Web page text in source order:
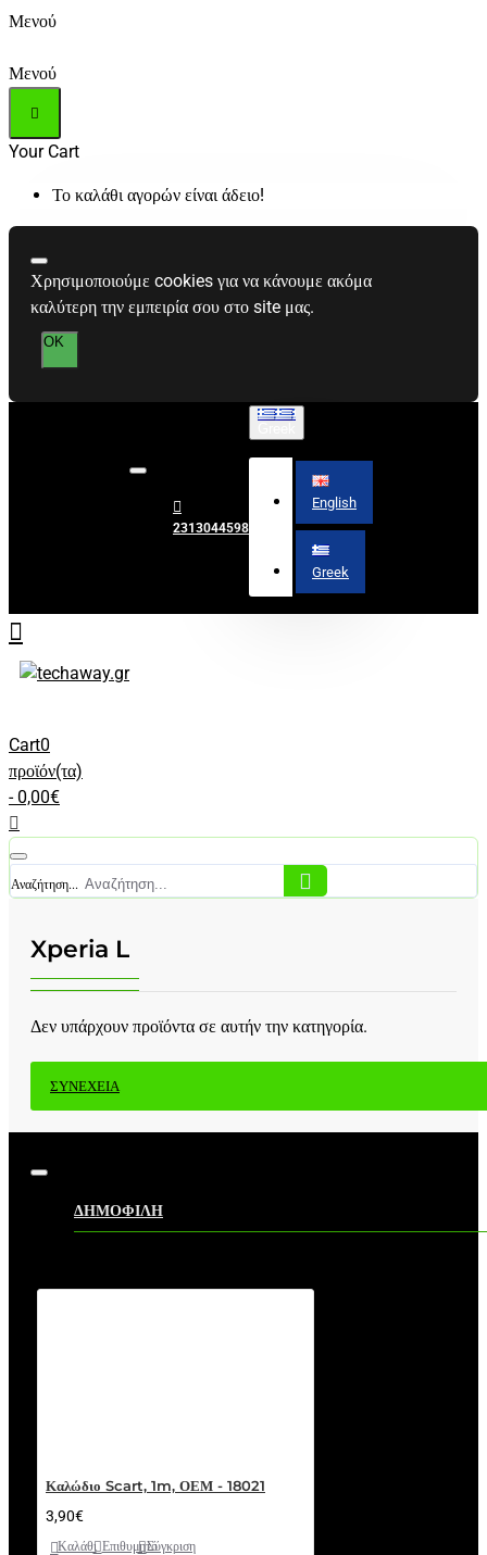
Μενού
Μενού
Your Cart
Το καλάθι αγορών είναι άδειο!
Χρησιμοποιούμε cookies για να κάνουμε ακόμα
καλύτερη την εμπειρία σου στο site μας.
OK
2313044598
English
Greek
Cart0
προϊόν(τα)
- 0,00€
Αναζήτηση...
Xperia L
Δεν υπάρχουν προϊόντα σε αυτήν την κατηγορία.
ΣΥΝΈΧΕΙΑ
ΔΗΜΟΦΙΛΗ
Καλώδιο Scart, 1m, ΟΕΜ - 18021
3,90€
Καλάθι ΕπιθυμητόΣύγκριση